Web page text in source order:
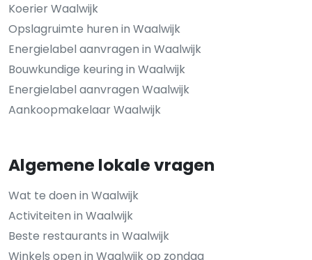
Koerier Waalwijk
Opslagruimte huren in Waalwijk
Energielabel aanvragen in Waalwijk
Bouwkundige keuring in Waalwijk
Energielabel aanvragen Waalwijk
Aankoopmakelaar Waalwijk
Algemene lokale vragen
Wat te doen in Waalwijk
Activiteiten in Waalwijk
Beste restaurants in Waalwijk
Winkels open in Waalwijk op zondag